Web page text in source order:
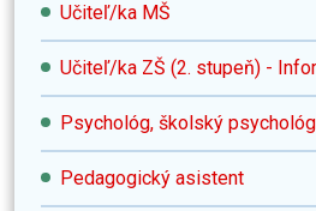
Učiteľ/ka MŠ
Učiteľ/ka ZŠ (2. stupeň) -
Psychológ, školský psychológ
Pedagogický asistent